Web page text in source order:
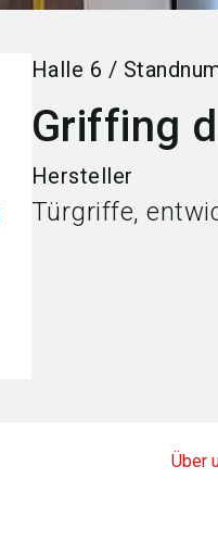
Halle 6 /
Griffing
Hersteller
Türgriffe,
Über